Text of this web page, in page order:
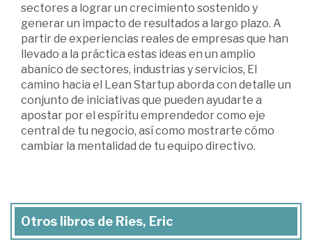
sectores a lograr un crecimiento sostenido y
generar un impacto de resultados a largo plazo. A
partir de experiencias reales de empresas que han
llevado a la práctica estas ideas en un amplio
abanico de sectores, industrias y servicios, El
camino hacia el Lean Startup aborda con detalle un
conjunto de iniciativas que pueden ayudarte a
apostar por el espíritu emprendedor como eje
central de tu negocio, así como mostrarte cómo
cambiar la mentalidad de tu equipo directivo.
Otros libros de Ries, Eric